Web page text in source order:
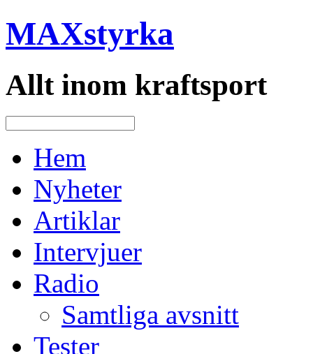
MAXstyrka
Allt inom kraftsport
Hem
Nyheter
Artiklar
Intervjuer
Radio
Samtliga avsnitt
Tester